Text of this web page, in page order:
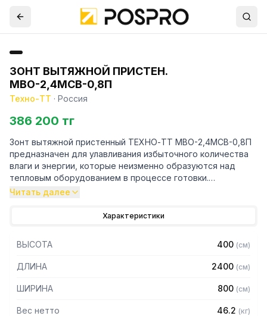
ЗОНТ ВЫТЯЖНОЙ ПРИСТЕН.
МВО-2,4МСВ-0,8П
Техно-ТТ · Россия
386 200 тг
Зонт вытяжной пристенный ТЕХНО-ТТ МВО-2,4МСВ-0,8П
предназначен для улавливания избыточного количества
влаги и энергии, которые неизменно образуются над
тепловым оборудованием в процессе готовки.
капли жира, которые в противном случае оседали бы на
защищает сотрудников горячего цеха.
Особенности:
— Бескаркасный
Читать далее
Характеристики
ВЫСОТА 400 (см)
ДЛИНА 2400 (см)
ШИРИНА 800 (см)
Вес нетто 46.2 (кг)